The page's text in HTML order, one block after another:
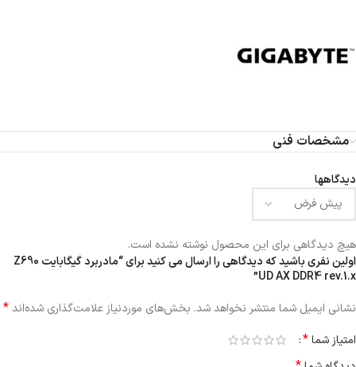
مشخصات فنی
دیدگاهها
هیچ دیدگاهی برای این محصول نوشته نشده است.
اولین نفری باشید که دیدگاهی را ارسال می کنید برای “مادربرد گیگابایت Z690
UD AX DDR4 rev.1.x”
نشانی ایمیل شما منتشر نخواهد شد. بخش‌های موردنیاز علامت‌گذاری شده‌اند*
امتیاز شما*